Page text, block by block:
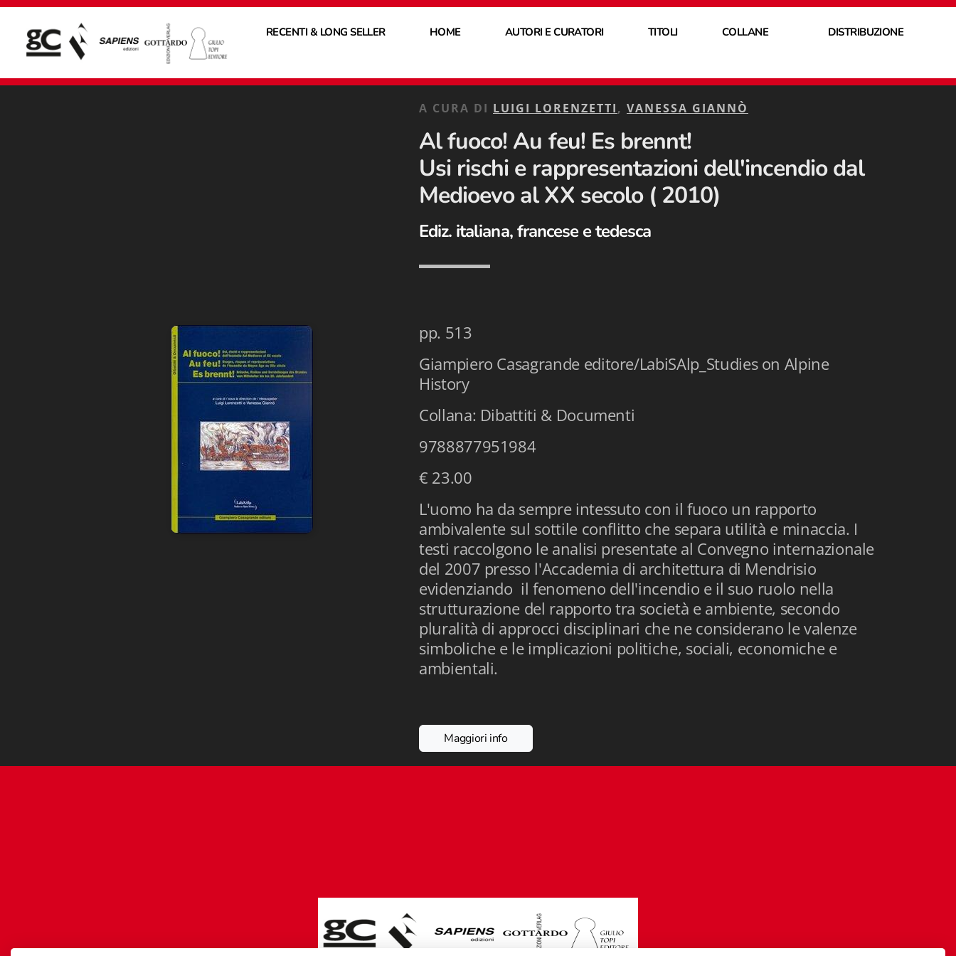
RECENTI & LONG SELLER HOME AUTORI E CURATORI TITOLI COLLANE DISTRIBUZIONE
A CURA DI LUIGI LORENZETTI, VANESSA GIANNÒ
Al fuoco! Au feu! Es brennt!
Usi rischi e rappresentazioni dell'incendio dal
Medioevo al XX secolo ( 2010)
Ediz. italiana, francese e tedesca
pp. 513
Giampiero Casagrande editore/LabiSAlp_Studies on Alpine
History
Collana: Dibattiti & Documenti
9788877951984
€ 23.00
L'uomo ha da sempre intessuto con il fuoco un rapporto
ambivalente sul sottile conflitto che separa utilità e minaccia. I
testi raccolgono le analisi presentate al Convegno internazionale
del 2007 presso l'Accademia di architettura di Mendrisio
evidenziando il fenomeno dell'incendio e il suo ruolo nella
strutturazione del rapporto tra società e ambiente, secondo
pluralità di approcci disciplinari che ne considerano le valenze
simboliche e le implicazioni politiche, sociali, economiche e
ambientali.
Maggiori info